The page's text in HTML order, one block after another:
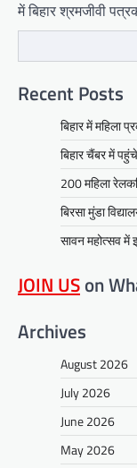
में बिहार श्रमजीवी
Recent Posts
बिहार में महिला
बिहार चैंबर में
200 महिला
बिरसा मुंडा
सावन महोत्सव में
JOIN USon
Archives
August 2026
July 2026
June 2026
May 2026